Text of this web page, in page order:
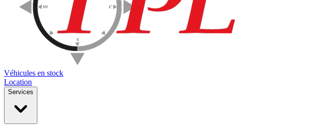
Véhicules en stock
Location
Services